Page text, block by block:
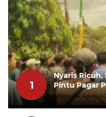
1
Nyaris Ricuh,
Pintu Pagar
Selasa, 04 Agustus